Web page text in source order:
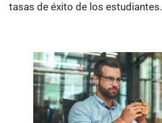
tasas de éxito de los estudiantes.